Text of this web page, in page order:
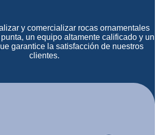
y comercializar rocas ornamentales
un equipo altamente calificado y un
garantice la satisfacción de nuestros
clientes.